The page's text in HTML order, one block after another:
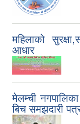
महिलाको
आधार
मेलम्ची
बिच समझदारी